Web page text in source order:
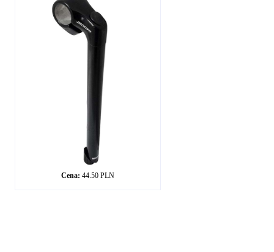
Cena: 44.50 PLN